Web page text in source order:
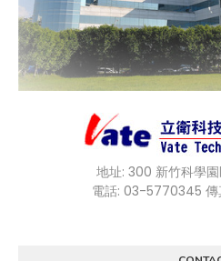
地址: 300 新竹科學
電話: 03-5770345